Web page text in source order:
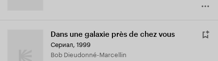
Dans une galaxie près de chez vous
Сериал, 1999
Bob Dieudonné-Marcellin